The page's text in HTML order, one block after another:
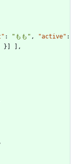
: "もも" , "active" :
}
,